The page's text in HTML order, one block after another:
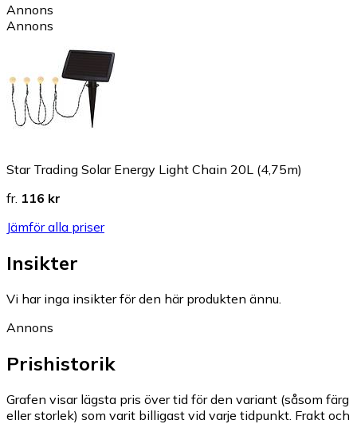
Annons
Annons
Star Trading Solar Energy Light Chain 20L (4,75m)
fr. 116 kr
Jämför alla priser
Insikter
Vi har inga insikter för den här produkten ännu.
Annons
Prishistorik
Grafen visar lägsta pris över tid för den variant (såsom färg
eller storlek) som varit billigast vid varje tidpunkt. Frakt och